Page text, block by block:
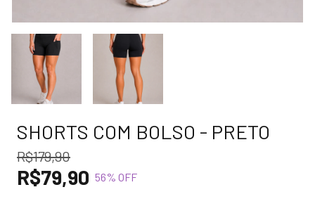
SHORTS COM BOLSO - PRETO
R$179,90
R$79,90 56% OFF